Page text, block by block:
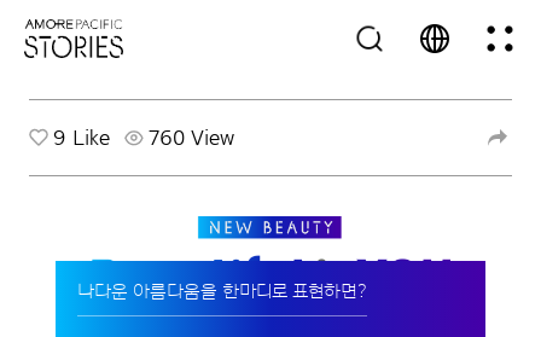
9 Like 760 View
나다운 아름다움을 한마디로 표현하면?